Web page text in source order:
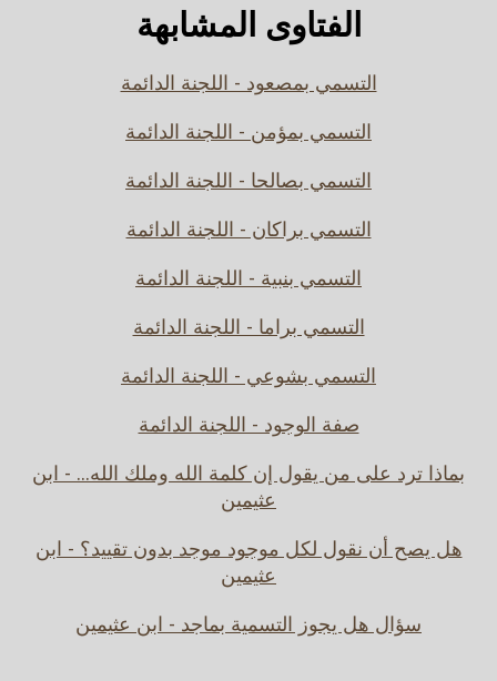
الفتاوى المشابهة
التسمي بمصعود - اللجنة الدائمة
التسمي بمؤمن - اللجنة الدائمة
التسمي بصالحا - اللجنة الدائمة
التسمي براكان - اللجنة الدائمة
التسمي بنبية - اللجنة الدائمة
التسمي براما - اللجنة الدائمة
التسمي بشوعي - اللجنة الدائمة
صفة الوجود - اللجنة الدائمة
بماذا ترد على من يقول إن كلمة الله وملك الله... - ابن
عثيمين
هل يصح أن نقول لكل موجود موجد بدون تقييد؟ - ابن
عثيمين
سؤال هل يجوز التسمية بماجد - ابن عثيمين